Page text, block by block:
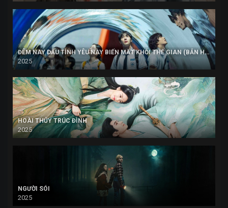
ĐÊM NAY DẪU TÌNH YÊU NÀY BIẾN MẤT KHỎI THẾ GIAN (BẢN HÀN)
2025
HOÀI THỦY TRÚC ĐÌNH
2025
NGƯỜI SÓI
2025